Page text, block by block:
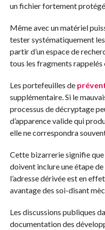
un fichier fortement
Même avec un matériel
tester systématiquement
partir d’un espace de
tous les fragments rappelés
Les portefeuilles de
supplémentaire. Si le
processus de décryptage
d’apparence valide qui
elle ne correspondra
Cette bizarrerie signifie
doivent inclure une étape
l’adresse dérivée est en
avantage des soi-disant
Les discussions publiques
documentation des